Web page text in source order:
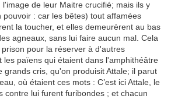
de leur Maitre crucifié; mais ils y
pouvoir : car les bêtes) tout affamées
la toucher, et elles demeurèrent au bas
agneaux, sans lui faire aucun mal. Cela
pour la réserver à d'autres
les païens qui étaient dans l'amphithéâtre
grands cris, qu'on produisit Attale; il parut
où étaient ces mots : C’est ici Attale, le
contre lui furent furibondes ; et chacun